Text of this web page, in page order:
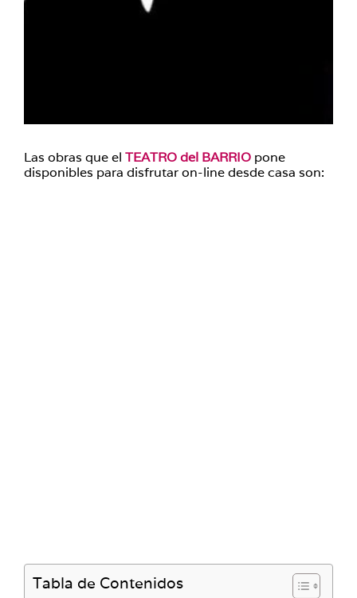
Las obras que el TEATRO del BARRIO pone
disponibles para disfrutar on-line desde casa son:
Tabla de Contenidos